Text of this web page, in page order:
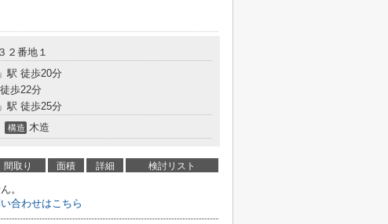
２番地１
」駅 徒歩20分
歩22分
」駅 徒歩25分
構造 木造
間取り 面積 詳細 検討リスト
。
合わせはこちら